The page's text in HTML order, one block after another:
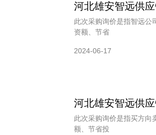
河北雄安智远供
此次采购询价是指智远公
资额、节省
2024-06-17
河北雄安智远供
此次采购询价是指买方向
额、节省投